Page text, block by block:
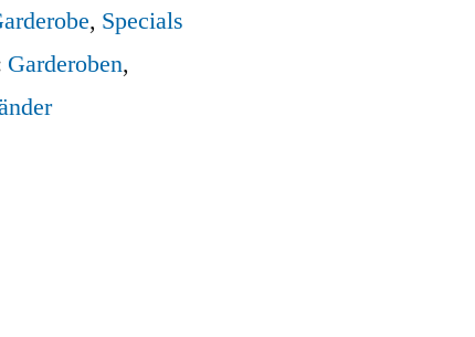
, Specials
Garderoben,